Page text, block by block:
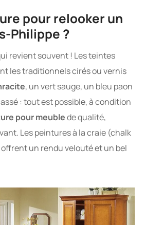
pour relooker un
Philippe ?
revient souvent ! Les teintes
les traditionnels cirés ou vernis
, un vert sauge, un bleu paon
: tout est possible, à condition
pour meublede qualité,
Les peintures à la craie (chalk
un rendu velouté et un bel